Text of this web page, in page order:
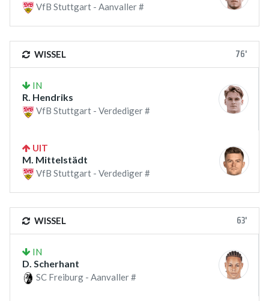
VfB Stuttgart - Aanvaller #
WISSEL 76'
IN
R. Hendriks
VfB Stuttgart - Verdediger #
UIT
M. Mittelstädt
VfB Stuttgart - Verdediger #
WISSEL 63'
IN
D. Scherhant
SC Freiburg - Aanvaller #